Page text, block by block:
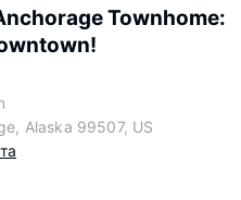
Townhome:
Alaska 99507, US